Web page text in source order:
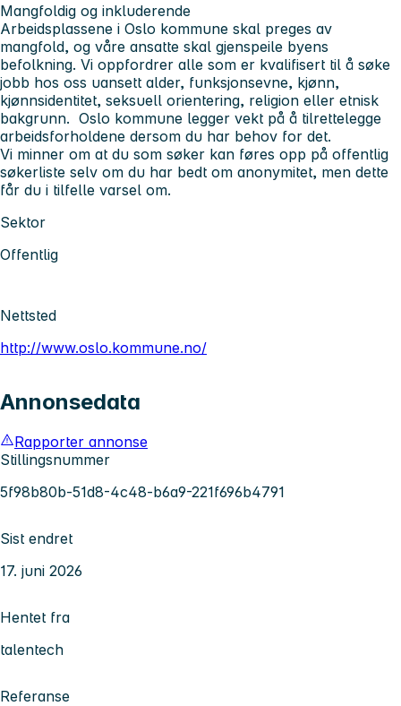
Mangfoldig og inkluderende
Arbeidsplassene i Oslo kommune skal preges av
mangfold, og våre ansatte skal gjenspeile byens
befolkning. Vi oppfordrer alle som er kvalifisert til å søke
jobb hos oss uansett alder, funksjonsevne, kjønn,
kjønnsidentitet, seksuell orientering, religion eller etnisk
bakgrunn. Oslo kommune legger vekt på å tilrettelegge
arbeidsforholdene dersom du har behov for det.
Vi minner om at du som søker kan føres opp på offentlig
søkerliste selv om du har bedt om anonymitet, men dette
får du i tilfelle varsel om.
Sektor
Offentlig
Nettsted
http://www.oslo.kommune.no/
Annonsedata
Rapporter annonse
Stillingsnummer
5f98b80b-51d8-4c48-b6a9-221f696b4791
Sist endret
17. juni 2026
Hentet fra
talentech
Referanse